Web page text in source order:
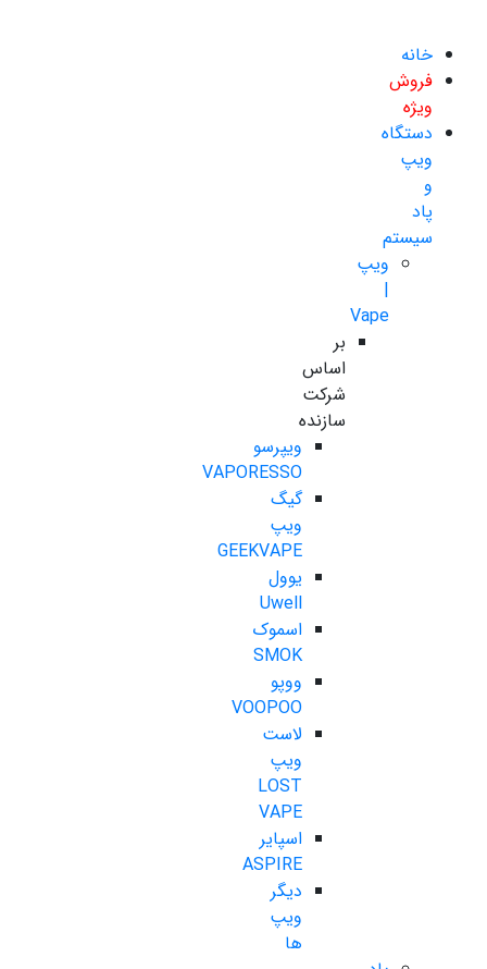
خانه
فروش
ویژه
دستگاه
ویپ
و
پاد
سیستم
ویپ
|
Vape
بر
اساس
شرکت
سازنده
ویپرسو
VAPORESSO
گیگ
ویپ
GEEKVAPE
یوول
Uwell
اسموک
SMOK
ووپو
VOOPOO
لاست
ویپ
LOST
VAPE
اسپایر
ASPIRE
دیگر
ویپ
ها